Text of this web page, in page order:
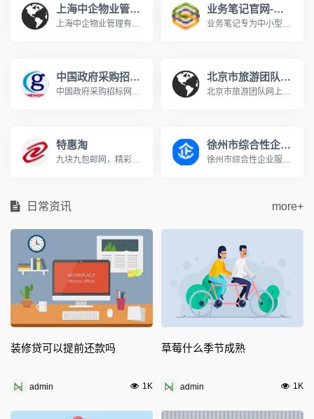
上海中企物业管理有限公司
上海中企物业管理有限公司成立于1995年,是建设部评定的沪上首批一级资质物业管理企业。为您提供全方位物业服务:物业管理、租售代理、后勤服务外包、餐饮配套、职工...www.zqwy.com.cn
业务笔记官网-移动CRM销售管理领航者
业务笔记专为中小型团队量身打造移动CRM客户关系管理和销售管理软件,帮助企业高效管理外勤业务人员，真正实现移动办公。移动CRM互联时代的领航者!400-810-5567。www.hiyewu.com
中国政府采购招标网
中国政府采购招标网是在有关国家部门和权威专家的指导下，国内专门从事招标和采购的网络体系，网站发布国家发改委、财政部、商务部、建设部、交通部等部委,中国政府采购招标网是中国采购招标领域的最佳资讯和交易网站.www.chinabidding.org.cn
北京市旅游团队网上预约系统
北京市旅游团队网上预约系统http://zxyy.bjta.gov.cn/进行天安门广场/秦皇岛/北戴河/南戴河的团队预约在《北京市旅游团队电子行程单系统》中进行。 通过快速通道进入天安门广场/秦皇岛地区的旅游团队必须提前进行网上预约。技术支持电话010-65696938 在线服务QQ群：141161814或345346333。
特惠淘
九块九包邮网，精彩选购，天天特价，QQ空间用户最喜爱的购物分享网站www.hemei001.com
徐州市综合性企业服务平台
徐州市综合性企业服务云平台充分利用“互联网+政务服务”技术体系优势，以企业需求为向导，通过门户网站、APP、微信公众号及线下等渠道，市、县两级联动，线上与线下信息融合，涉企职能部门联动，整合社会各方服务资源，一个平台集成政策服务，一站式兜底解决企业诉求，一套机制全过程监督评估政策服务，实现企业投诉有门，政策申请有方，寻找专业服务有效，政策评估有支撑，形成从受理企业反映投诉到问题交办督办，再到办理结果通报反馈的“工作闭环”，确保“件件有着落、事事有回音”；持续提升企业政策获得感和满意度。
日常资讯 more+
装修贷可以提前还款吗
admin 1K
草莓什么季节成熟
admin 1K